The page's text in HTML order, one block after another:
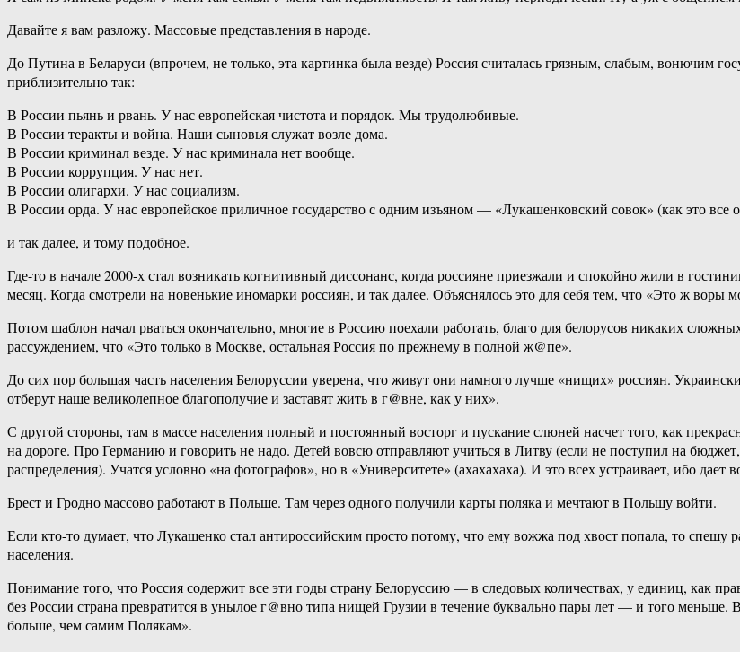
Давайте я вам разложу. Массовые представления в народе.
До Путина в Беларуси (впрочем, не только, эта картинка была везде) Россия считалась грязным, слабым, вонючим
приблизительно так:
В России пьянь и рвань. У нас европейская чистота и порядок. Мы трудолюбивые.
В России теракты и война. Наши сыновья служат возле дома.
В России криминал везде. У нас криминала нет вообще.
В России коррупция. У нас нет.
В России олигархи. У нас социализм.
В России орда. У нас европейское приличное государство с одним изъяном — «Лукашенковский совок» (как это все
и так далее, и тому подобное.
Где-то в начале 2000-х стал возникать когнитивный диссонанс, когда россияне приезжали и спокойно жили в
месяц. Когда смотрели на новенькие иномарки россиян, и так далее. Объяснялось это для себя тем, что «Это ж воры
Потом шаблон начал рваться окончательно, многие в Россию поехали работать, благо для белорусов никаких
рассуждением, что «Это только в Москве, остальная Россия по прежнему в полной ж@пе».
До сих пор большая часть населения Белоруссии уверена, что живут они намного лучше «нищих» россиян.
отберут наше великолепное благополучие и заставят жить в г@вне, как у них».
С другой стороны, там в массе населения полный и постоянный восторг и пускание слюней насчет того, как
на дороге. Про Германию и говорить не надо. Детей вовсю отправляют учиться в Литву (если не поступил на
распределения). Учатся условно «на фотографов», но в «Университете» (ахахахаха). И это всех устраивает, ибо
Брест и Гродно массово работают в Польше. Там через одного получили карты поляка и мечтают в Польшу войти.
Если кто-то думает, что Лукашенко стал антироссийским просто потому, что ему вожжа под хвост попала, то спешу
населения.
Понимание того, что Россия содержит все эти годы страну Белоруссию — в следовых количествах, у единиц, как
без России страна превратится в унылое г@вно типа нищей Грузии в течение буквально пары лет — и того
больше, чем самим Полякам».